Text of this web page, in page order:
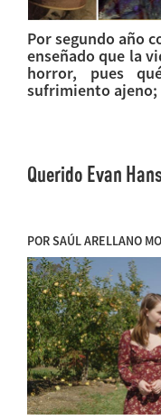
Por segundo año
enseñado que la
horror, pues
sufrimiento ajeno;
Querido Evan
POR SAÚL ARELLANO